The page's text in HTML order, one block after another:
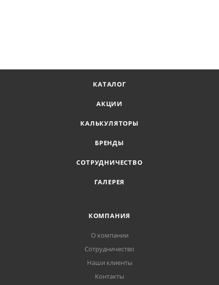
КАТАЛОГ
АКЦИИ
КАЛЬКУЛЯТОРЫ
БРЕНДЫ
СОТРУДНИЧЕСТВО
ГАЛЕРЕЯ
КОМПАНИЯ
О компании
Сотрудничество
Наши клиенты
Контакты